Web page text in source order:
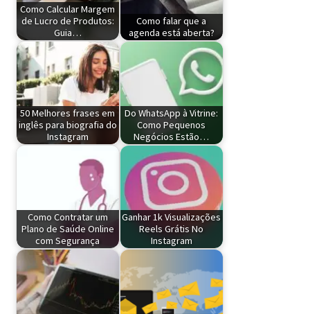
Como Calcular Margem
de Lucro de Produtos:
Guia…
Como falar que a
agenda está aberta?
50 Melhores frases em
inglês para biografia do
Instagram
Do WhatsApp à Vitrine:
Como Pequenos
Negócios Estão…
Como Contratar um
Plano de Saúde Online
com Segurança
Ganhar 1k Visualizações
Reels Grátis No
Instagram